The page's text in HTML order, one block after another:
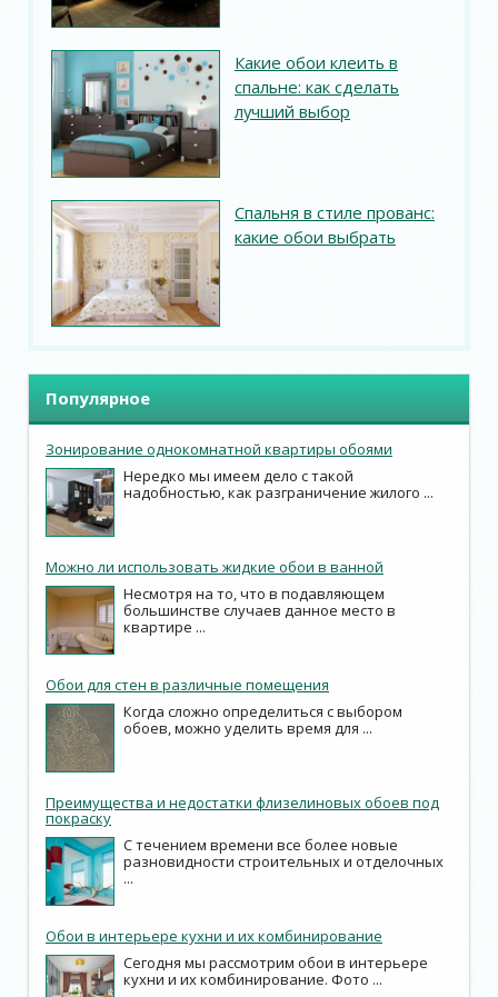
Какие обои клеить в
спальне: как сделать
лучший выбор
Спальня в стиле прованс:
какие обои выбрать
Популярное
Зонирование однокомнатной квартиры обоями
Нередко мы имеем дело с такой
надобностью, как разграничение жилого ...
Можно ли использовать жидкие обои в ванной
Несмотря на то, что в подавляющем
большинстве случаев данное место в
квартире ...
Обои для стен в различные помещения
Когда сложно определиться с выбором
обоев, можно уделить время для ...
Преимущества и недостатки флизелиновых обоев под
покраску
С течением времени все более новые
разновидности строительных и отделочных
...
Обои в интерьере кухни и их комбинирование
Сегодня мы рассмотрим обои в интерьере
кухни и их комбинирование. Фото ...